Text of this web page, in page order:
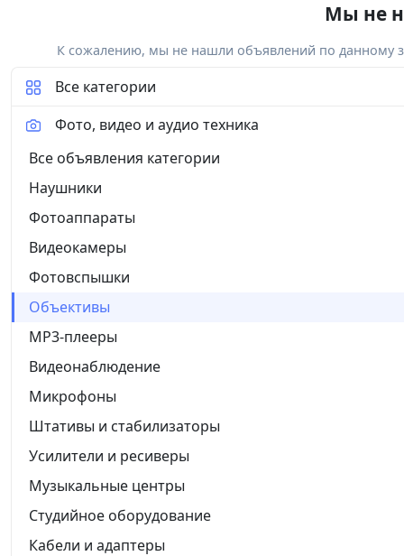
Мы не
К сожалению, мы не нашли объявлений по данному
Все категории
Фото, видео и аудио техника
Все объявления категории
Наушники
Фотоаппараты
Видеокамеры
Фотовспышки
Объективы
MP3-плееры
Видеонаблюдение
Микрофоны
Штативы и стабилизаторы
Усилители и ресиверы
Музыкальные центры
Студийное оборудование
Кабели и адаптеры